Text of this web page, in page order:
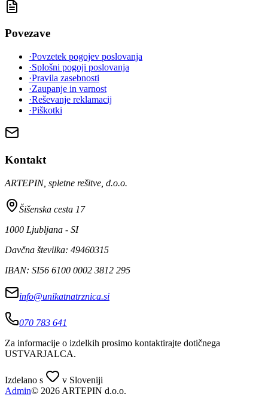
Povezave
·Povzetek pogojev poslovanja
·Splošni pogoji poslovanja
·Pravila zasebnosti
·Zaupanje in varnost
·Reševanje reklamacij
·Piškotki
Kontakt
ARTEPIN, spletne rešitve, d.o.o.
Šišenska cesta 17
1000 Ljubljana - SI
Davčna številka: 49460315
IBAN: SI56 6100 0002 3812 295
info@unikatnatrznica.si
070 783 641
Za informacije o izdelkih prosimo kontaktirajte dotičnega
USTVARJALCA.
Izdelano s
v Sloveniji
Admin© 2026 ARTEPIN d.o.o.